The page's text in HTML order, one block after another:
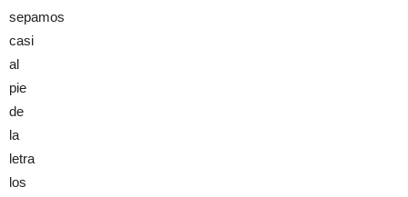
sepamos
casi
al
pie
de
la
letra
los